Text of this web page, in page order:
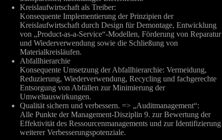
Kreislaufwirtschaft als Treiber:
Konsequente Implementierung der Prinzipien der
Kreislaufwirtschaft durch Design für Demontage, Entwicklung
von „Product-as-a-Service“-Modellen, Förderung von Reparatur
und Wiederverwendung sowie die Schließung von
Materialkreisläufen.
Abfallhierarchie
Konsequente Umsetzung der Abfallhierarchie: Vermeidung,
Reduzierung, Wiederverwendung, Recycling und fachgerechte
Entsorgung von Abfällen zur Minimierung der
Umweltauswirkungen.
Qualität sichern und verbessern. => „Auditmanagement“:
Alle Punkte der Management-Disziplin 9. zur Bewertung der
Effektivität des Ressourcenmanagements und zur Identifizierung
weiterer Verbesserungspotenziale.